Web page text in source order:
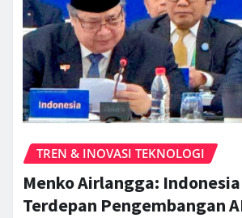
TREN & INOVASI TEKNOLOGI
Menko Airlangga:
Terdepan Pengembangan